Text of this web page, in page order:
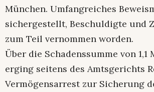
München. Umfangreiches
sichergestellt, Beschuldigte und
zum Teil vernommen worden.
Über die Schadenssumme von
erging seitens des Amtsgerichts
Vermögensarrest zur Sicherung